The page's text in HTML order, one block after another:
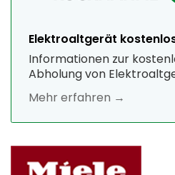
Elektroaltgerät
Informationen zur
Abholung von
Mehr erfahren →